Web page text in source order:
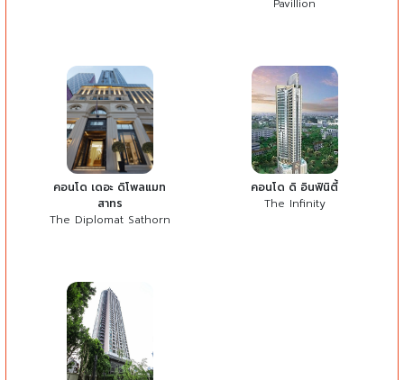
Pavillion
คอนโด เดอะ ดิโพลแมท
สาทร
The Diplomat Sathorn
คอนโด ดิ อินฟินิตี้
The Infinity